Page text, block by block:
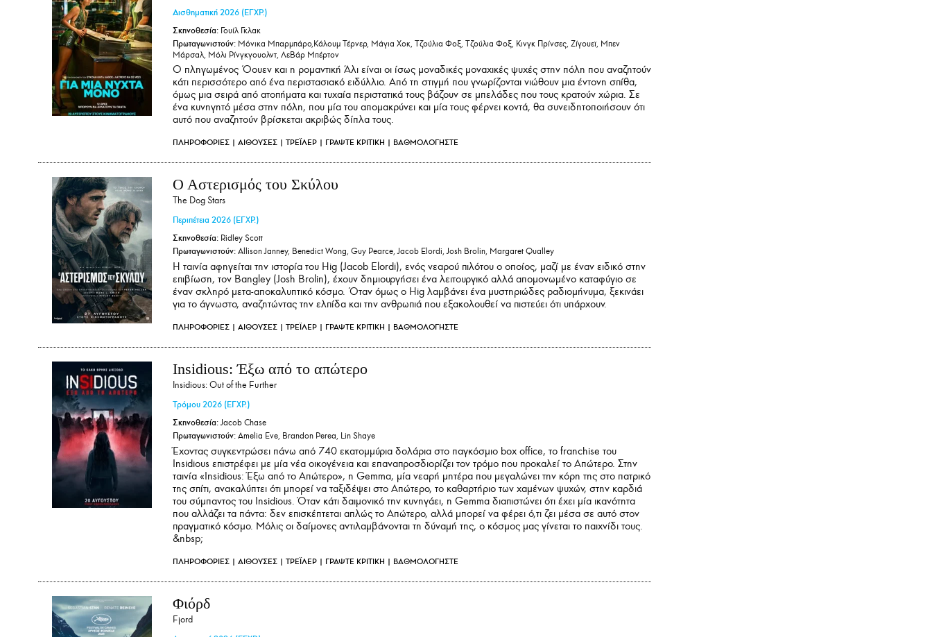
Αισθηματική2026 (ΕΓΧΡ.)
Σκηνοθεσία: Γουίλ Γκλακ
Πρωταγωνιστούν: Μόνικα Μπαρμπάρο,Κάλουμ Τέρνερ, Μάγια Χοκ, Τζούλια Φοξ, Τζούλια Φοξ, Κινγκ Πρίνσες, Ζίγουεϊ, Μπεν
Μάρσαλ, Μόλι Ρίνγκγουολντ, ΛεΒάρ Μπέρτον
Ο πληγωμένος Όουεν και η ρομαντική Άλι είναι οι ίσως μοναδικές μοναχικές ψυχές στην πόλη που αναζητούν
κάτι περισσότερο από ένα περιστασιακό ειδύλλιο. Από τη στιγμή που γνωρίζονται νιώθουν μια έντονη σπίθα,
όμως μια σειρά από ατοπήματα και τυχαία περιστατικά τους βάζουν σε μπελάδες που τους κρατούν χώρια. Σε
ένα κυνηγητό μέσα στην πόλη, που μία του απομακρύνει και μία τους φέρνει κοντά, θα συνειδητοποιήσουν ότι
αυτό που αναζητούν βρίσκεται ακριβώς δίπλα τους.
ΠΛΗΡΟΦΟΡΙΕΣ | ΑΙΘΟΥΣΕΣ | ΤΡΕΪΛΕΡ | ΓΡΑΨΤΕ ΚΡΙΤΙΚΗ | ΒΑΘΜΟΛΟΓΗΣΤΕ
Ο Αστερισμός του Σκύλου
The Dog Stars
Περιπέτεια 2026 (ΕΓΧΡ.)
Σκηνοθεσία: Ridley Scott
Πρωταγωνιστούν: Allison Janney, Benedict Wong, Guy Pearce, Jacob Elordi, Josh Brolin, Margaret Qualley
Η ταινία αφηγείται την ιστορία του Hig (Jacob Elordi), ενός νεαρού πιλότου ο οποίος, μαζί με έναν ειδικό στην
επιβίωση, τον Bangley (Josh Brolin), έχουν δημιουργήσει ένα λειτουργικό αλλά απομονωμένο καταφύγιο σε
έναν σκληρό μετα-αποκαλυπτικό κόσμο. Όταν όμως ο Hig λαμβάνει ένα μυστηριώδες ραδιομήνυμα, ξεκινάει
για το άγνωστο, αναζητώντας την ελπίδα και την ανθρωπιά που εξακολουθεί να πιστεύει ότι υπάρχουν.
ΠΛΗΡΟΦΟΡΙΕΣ | ΑΙΘΟΥΣΕΣ | ΤΡΕΪΛΕΡ | ΓΡΑΨΤΕ ΚΡΙΤΙΚΗ | ΒΑΘΜΟΛΟΓΗΣΤΕ
Insidious: Έξω από το απώτερο
Insidious: Out of the Further
Τρόμου2026 (ΕΓΧΡ.)
Σκηνοθεσία:Jacob Chase
Πρωταγωνιστούν: Amelia Eve, Brandon Perea, Lin Shaye
Έχοντας συγκεντρώσει πάνω από 740 εκατομμύρια δολάρια στο παγκόσμιο box office, το franchise του
Insidious επιστρέφει με μία νέα οικογένεια και επαναπροσδιορίζει τον τρόμο που προκαλεί το Απώτερο. Στην
ταινία «Insidious: Έξω από το Απώτερο», η Gemma, μία νεαρή μητέρα που μεγαλώνει την κόρη της στο πατρικό
της σπίτι, ανακαλύπτει ότι μπορεί να ταξιδέψει στο Απώτερο, το καθαρτήριο των χαμένων ψυχών, στην καρδιά
του σύμπαντος του Insidious. Όταν κάτι δαιμονικό την κυνηγάει, η Gemma διαπιστώνει ότι έχει μία ικανότητα
που αλλάζει τα πάντα: δεν επισκέπτεται απλώς το Απώτερο, αλλά μπορεί να φέρει ό,τι ζει μέσα σε αυτό στον
πραγματικό κόσμο. Μόλις οι δαίμονες αντιλαμβάνονται τη δύναμή της, ο κόσμος μας γίνεται το παιχνίδι τους.
&nbsp;
ΠΛΗΡΟΦΟΡΙΕΣ | ΑΙΘΟΥΣΕΣ | ΤΡΕΪΛΕΡ | ΓΡΑΨΤΕ ΚΡΙΤΙΚΗ | ΒΑΘΜΟΛΟΓΗΣΤΕ
Φιόρδ
Fjord